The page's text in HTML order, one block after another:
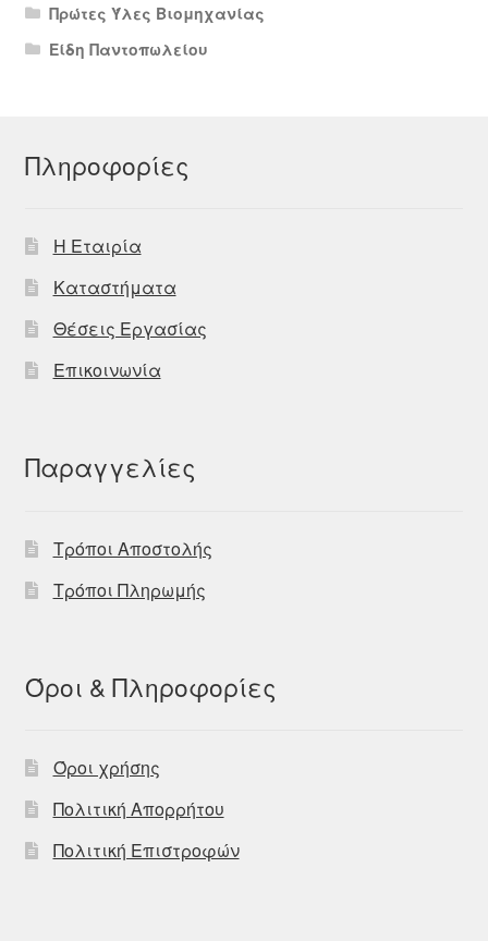
Πρώτες Ύλες Βιομηχανίας
Είδη Παντοπωλείου
Πληροφορίες
Η Εταιρία
Καταστήματα
Θέσεις Εργασίας
Επικοινωνία
Παραγγελίες
Τρόποι Αποστολής
Τρόποι Πληρωμής
Όροι & Πληροφορίες
Όροι χρήσης
Πολιτική Απορρήτου
Πολιτική Επιστροφών